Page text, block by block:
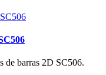
de barras 2D SC506.